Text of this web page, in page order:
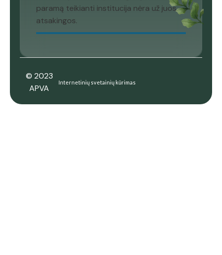
paramą teikianti institucija nėra už juos
atsakingos.
© 2023
APVA
Internetinių svetainių kūrimas